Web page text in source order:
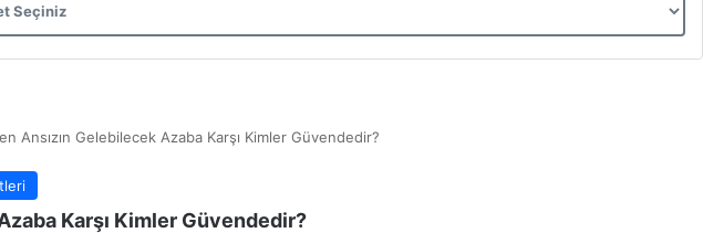
Ansızın Gelebilecek Azaba Karşı Kimler Güvendedir?
Karşı Kimler Güvendedir?